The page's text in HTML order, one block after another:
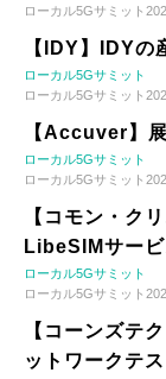
ローカル5Gサミット
【IDY】IDYの
ローカル5Gサミット
ローカル5Gサミット
【Accuver】
ローカル5Gサミット
ローカル5Gサミット
【コモン・ク
LibeSIMサー
ローカル5Gサミット
ローカル5Gサミット
【コーンズ
ットワークテ